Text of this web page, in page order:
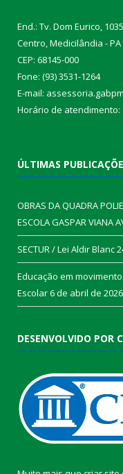
End.: Tv. Dom Eurico, 1035
Centro, Medicilândia - PA
CEP: 68145-000
Fone: (93) 3531-1264
E-mail:
Horário de atendimento:
ÚLTIMAS
OBRAS DA QUADRA
ESCOLA GASPAR VIANA
SECTUR / Lei Aldir Blanc
Educação em
Escolar6 de abril de 2026
DESENVOLVIDO POR